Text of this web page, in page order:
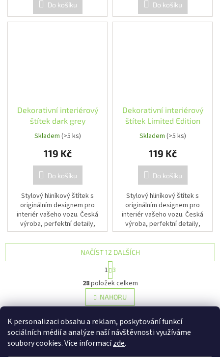
K personalizaci obsahu a reklam, poskytování funkcí
sociálních médií a analýze naší návštěvnosti využíváme
soubory cookies. Více informacízde.
Do košíku Do košíku
Dekorativní interiérový
štítek dark grey
Skladem (>5 ks)
119 Kč
Do košíku
Stylový hliníkový štítek s
originálním designem pro
interiér vašeho vozu. Česká
výroba, perfektní detaily,
profesionální vzhled.
Dekorativní interiérový
štítek Limited Edition
Skladem (>5 ks)
119 Kč
Do košíku
Stylový hliníkový štítek s
originálním designem pro
interiér vašeho vozu. Česká
výroba, perfektní detaily,
profesionální vzhled.
O
v
l
á
a
c
í
NAČÍST 12 DALŠÍCH
t
r
á
n
k
v
á
n
í
1 3
28položek celkem
NAHORU